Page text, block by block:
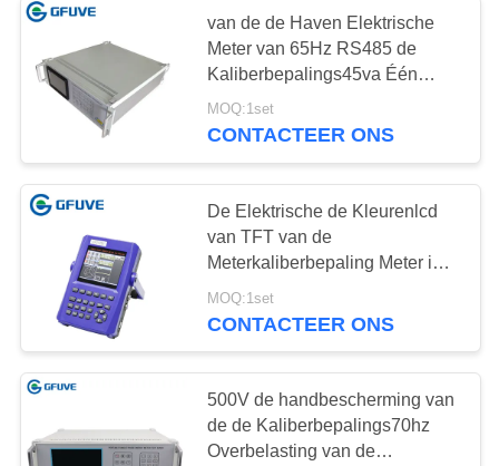
Digitale
Energiemeter
21
van de de Haven Elektrische
Meter van 65Hz RS485 de
Kaliberbepalings45va Één
Fase
MOQ:1set
CONTACTEER ONS
De Elektrische de Kleurenlcd
van TFT van de
Meterkaliberbepaling Meter in
drie stadia van de
Elektriciteitsenergie
MOQ:1set
CONTACTEER ONS
500V de handbescherming van
de de Kaliberbepalings70hz
Overbelasting van de